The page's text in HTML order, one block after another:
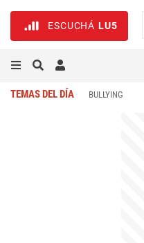
ESCUCHÁ LU5
TEMAS DEL DÍA BULLYING